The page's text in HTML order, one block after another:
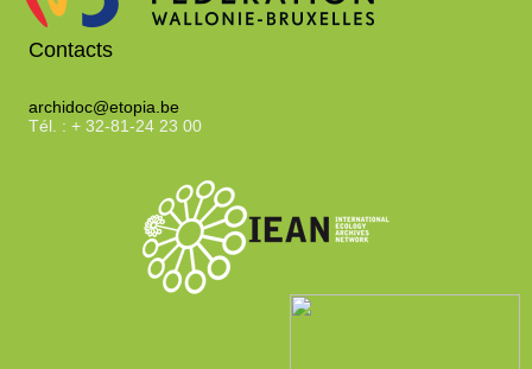
Contacts
archidoc@etopia.be
Tél. : + 32-81-24 23 00